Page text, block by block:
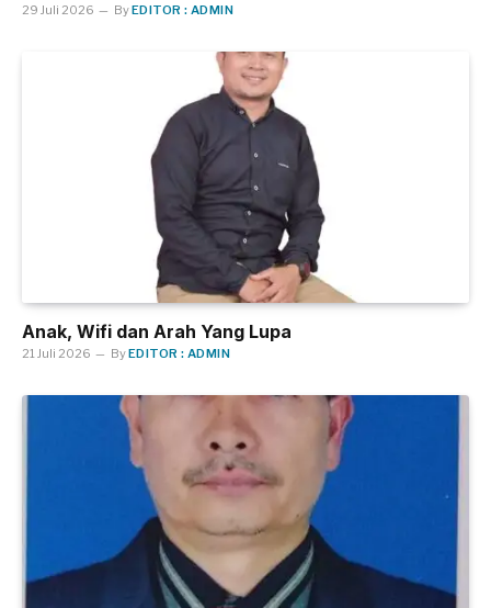
29 Juli 2026 ByEDITOR : ADMIN
Anak, Wifi dan Arah Yang Lupa
21 Juli 2026 ByEDITOR : ADMIN